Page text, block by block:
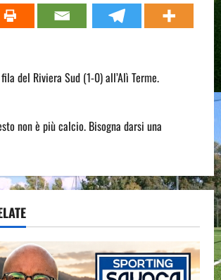
del Riviera Sud (1-0) all’Alì Terme.
non è più calcio. Bisogna darsi una